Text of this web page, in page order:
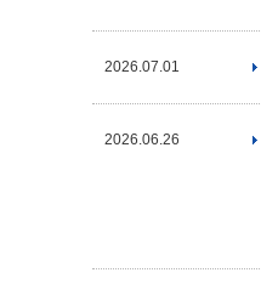
2026.07.01
2026.06.26